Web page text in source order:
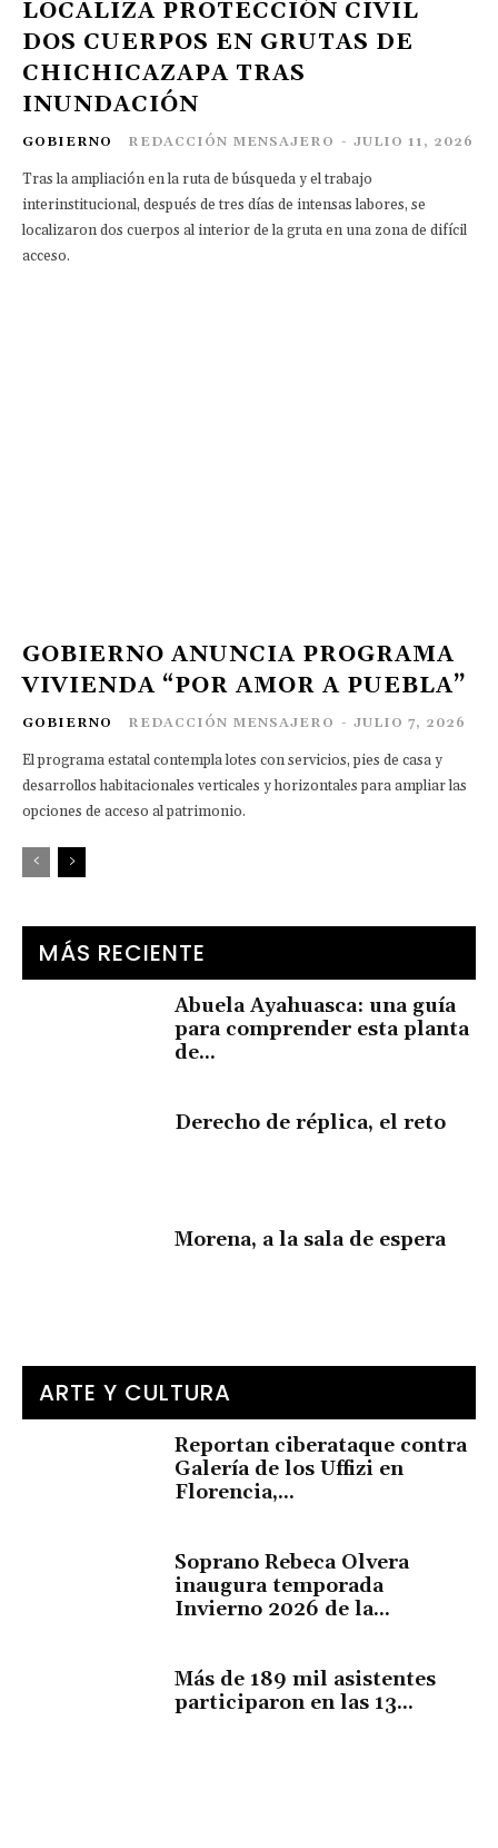
LOCALIZA PROTECCIÓN CIVIL
DOS CUERPOS EN GRUTAS DE
CHICHICAZAPA TRAS
INUNDACIÓN
GOBIERNO REDACCIÓN MENSAJERO - JULIO 11, 2026
Tras la ampliación en la ruta de búsqueda y el trabajo
interinstitucional, después de tres días de intensas labores, se
localizaron dos cuerpos al interior de la gruta en una zona de difícil
acceso.
GOBIERNO ANUNCIA PROGRAMA
VIVIENDA “POR AMOR A PUEBLA”
GOBIERNO REDACCIÓN MENSAJERO - JULIO 7, 2026
El programa estatal contempla lotes con servicios, pies de casa y
desarrollos habitacionales verticales y horizontales para ampliar las
opciones de acceso al patrimonio.
MÁS RECIENTE
Abuela Ayahuasca: una guía
para comprender esta planta
de...
Derecho de réplica, el reto
Morena, a la sala de espera
ARTE Y CULTURA
Reportan ciberataque contra
Galería de los Uffizi en
Florencia,...
Soprano Rebeca Olvera
inaugura temporada
Invierno 2026 de la...
Más de 189 mil asistentes
participaron en las 13...